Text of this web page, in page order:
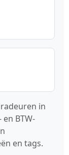
in
BTW-
en tags.